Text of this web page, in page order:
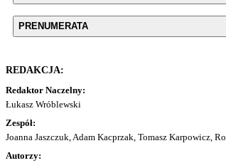
PRENUMERATA
REDAKCJA:
Redaktor Naczelny:
Łukasz Wróblewski
Zespół:
Joanna Jaszczuk, Adam Kacprzak, Tomasz Karpowicz,
Autorzy: